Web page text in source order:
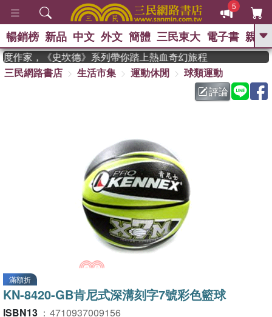
5
GO
熱搜： 東野圭吾 、 高希均教授回憶錄
父親節 、 如果歷
暑期推薦 、 國際布克
偉大的迷走神經
暢銷榜 新品 中文 外文 簡體 三民東大 電子書 親子
家，《史坎德》系列帶你踏上熱血奇幻旅程
三民網路書店
生活市集 運動休閒
球類運動
評論
滿額折
KN-8420-GB肯尼式深溝刻字7號彩色籃球
ISBN13 ： 4710937009156